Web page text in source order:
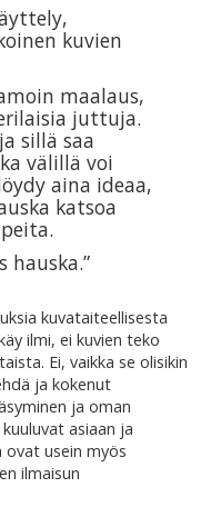
kuvien
maalaus,
juttuja.
sillä saa
välillä voi
aina ideaa,
katsoa
hauska.”
kuvataiteellisesta
ilmi, ei kuvien teko
Ei, vaikka se olisikin
ja kokenut
ja oman
asiaan ja
usein myös
ilmaisun